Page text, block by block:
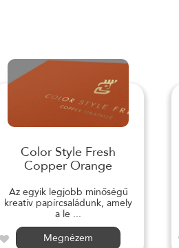
Color Style Fresh
Copper Orange
Az egyik legjobb minőségű
kreatív papírcsaládunk, amely
a le ...
Megnézem